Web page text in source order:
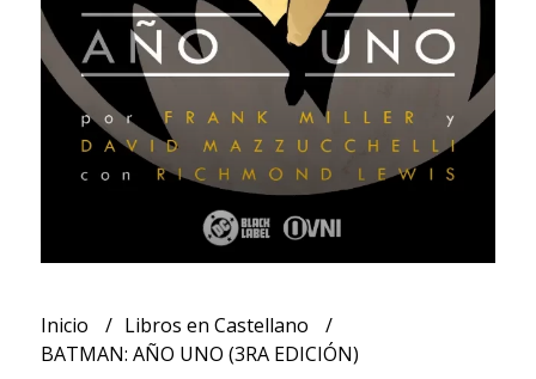
Inicio
Libros en Castellano
BATMAN: AÑO UNO (3RA EDICIÓN)